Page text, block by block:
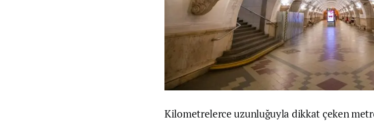
Kilometrelerce uzunluğuyla dikkat çeken